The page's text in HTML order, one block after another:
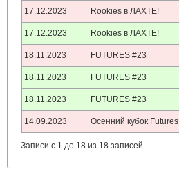
17.12.2023 Rookies в ЛАХТЕ!
17.12.2023 Rookies в ЛАХТЕ!
18.11.2023 FUTURES #23
18.11.2023 FUTURES #23
18.11.2023 FUTURES #23
14.09.2023 Осенний кубок Futures
Записи с 1 до 18 из 18 записей